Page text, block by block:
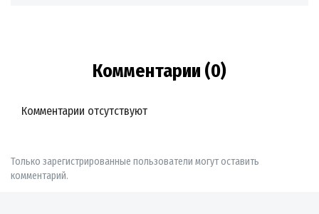
Комментарии (0)
Комментарии отсутствуют
Только зарегистрированные пользователи могут оставить
комментарий.